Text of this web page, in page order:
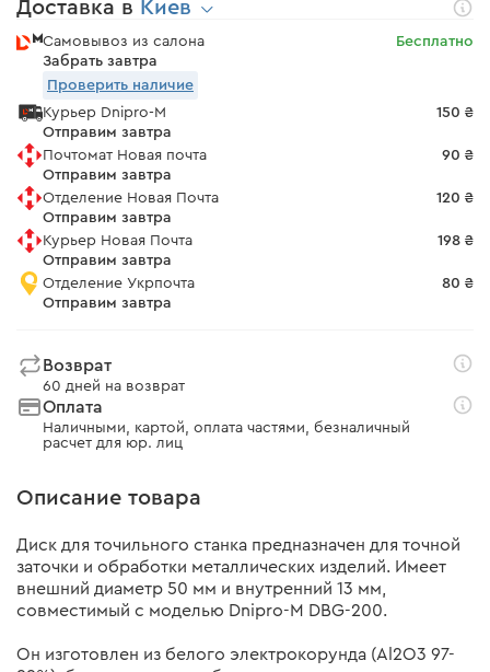
Доставка в Киев
Самовывоз из салона
Забрать завтра
Бесплатно
Проверить наличие
Курьер Dnipro-M
Отправим завтра
150 ₴
Почтомат Новая почта
Отправим завтра
90 ₴
Отделение Новая Почта
Отправим завтра
120 ₴
Курьер Новая Почта
Отправим завтра
198 ₴
Отделение Укрпочта
Отправим завтра
80 ₴
Возврат
60 дней на возврат
Оплата
Наличными, картой, оплата частями, безналичный
расчет для юр. лиц
Описание товара
Диск для точильного станка предназначен для точной
заточки и обработки металлических изделий. Имеет
внешний диаметр 50 мм и внутренний 13 мм,
совместимый с моделью Dnipro-M DBG-200.
Он изготовлен из белого электрокорунда (Al2O3 97-